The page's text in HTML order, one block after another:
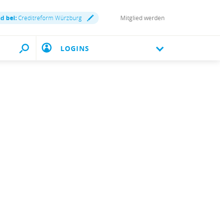
bei:Creditreform Würzburg Mitglied werden
LOGINS